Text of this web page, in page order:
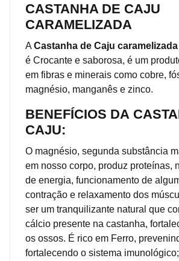
CASTANHA DE CAJU
CARAMELIZADA
A Castanha de Caju
é Crocante e saborosa, é um
em fibras e minerais como cobre,
magnésio, manganês e zinco.
BENEFÍCIOS DA
CAJU:
O magnésio, segunda substância
em nosso corpo, produz proteínas,
de energia, funcionamento de
contração e relaxamento dos
ser um tranquilizante natural que
cálcio presente na castanha,
os ossos. É rico em Ferro,
fortalecendo o sistema